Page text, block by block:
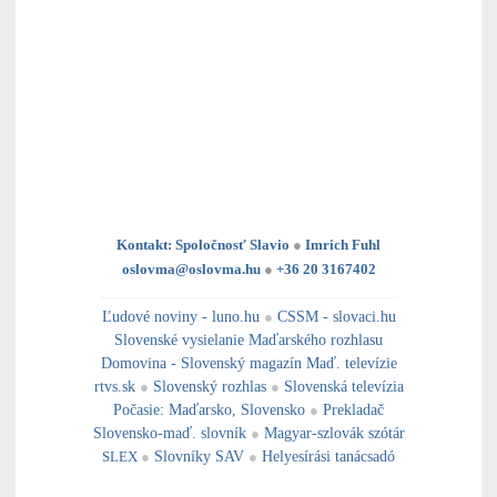
Kontakt: Spoločnosť Slavio ● Imrich Fuhl
oslovma@oslovma.hu ● +36 20 3167402
Ľudové noviny - luno.hu ● CSSM - slovaci.hu
Slovenské vysielanie Maďarského rozhlasu
Domovina - Slovenský magazín Maď. televízie
rtvs.sk ● Slovenský rozhlas ● Slovenská televízia
Počasie: Maďarsko, Slovensko ● Prekladač
Slovensko-maď. slovník ● Magyar-szlovák szótár
SLEX ● Slovníky SAV ● Helyesírási tanácsadó